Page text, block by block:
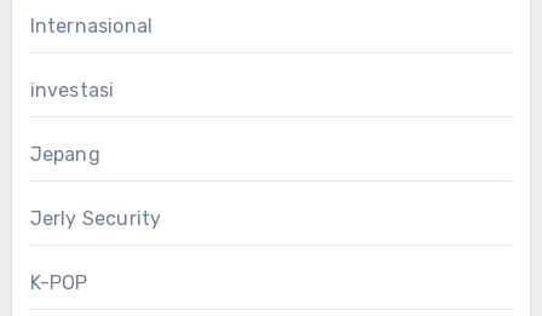
Internasional
investasi
Jepang
Jerly Security
K-POP